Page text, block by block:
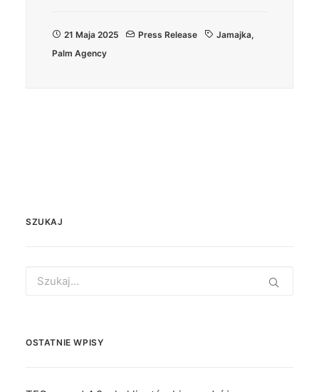
21 Maja 2025 Press Release Jamajka,
Palm Agency
SZUKAJ
for:
OSTATNIE WPISY